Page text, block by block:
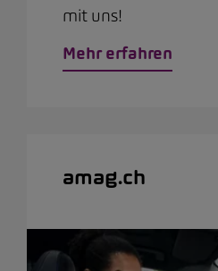
mit uns!
Mehr erfahren
amag.ch